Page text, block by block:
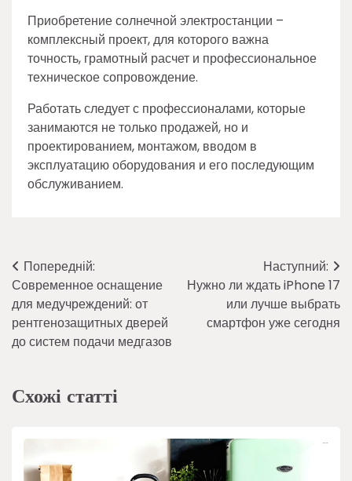
Приобретение солнечной электростанции –
комплексный проект, для которого важна
точность, грамотный расчет и профессиональное
техническое сопровождение.
Работать следует с профессионалами, которые
занимаются не только продажей, но и
проектированием, монтажом, вводом в
эксплуатацию оборудования и его последующим
обслуживанием.
Навігація
записів
Попередній:
Современное оснащение
для медучреждений: от
рентгенозащитных дверей
до систем подачи медгазов
Наступний:
Нужно ли ждать iPhone 17
или лучше выбрать
смартфон уже сегодня
Схожі статті